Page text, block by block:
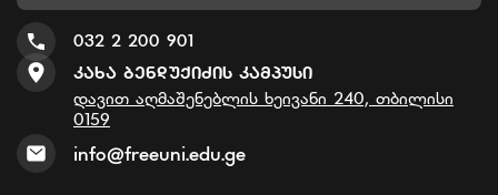
032 2 200 901
Კახა Ბენდუქიძის Კამპუსი
დავით აღმაშენებლის ხეივანი 240, თბილისი
0159
info@freeuni.edu.ge